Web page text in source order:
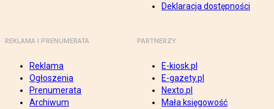
Deklaracja dostępności
REKLAMA I PRENUMERATA
Reklama
Ogłoszenia
Prenumerata
Archiwum
PARTNERZY
E-kiosk.pl
E-gazety.pl
Nexto.pl
Mała księgowość